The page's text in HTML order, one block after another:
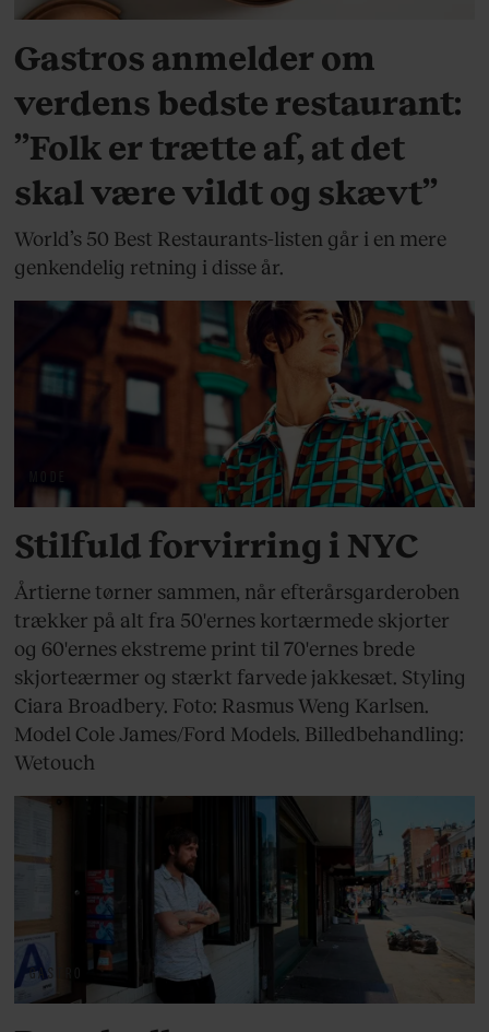
Gastros anmelder om
verdens bedste restaurant:
”Folk er trætte af, at det
skal være vildt og skævt”
World’s 50 Best Restaurants-listen går i en mere
genkendelig retning i disse år.
Stilfuld forvirring i NYC
Årtierne tørner sammen, når efterårsgarderoben
trækker på alt fra 50'ernes kortærmede skjorter
og 60'ernes ekstreme print til 70'ernes brede
skjorteærmer og stærkt farvede jakkesæt. Styling
Ciara Broadbery. Foto: Rasmus Weng Karlsen.
Model Cole James/Ford Models. Billedbehandling:
Wetouch
GASTRO